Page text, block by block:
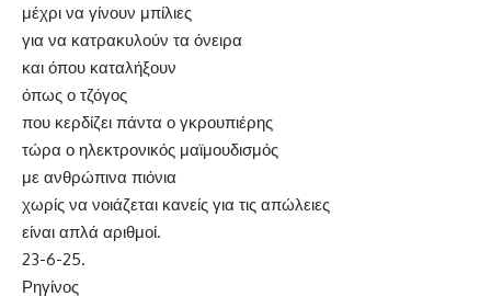
μέχρι να γίνουν μπίλιες
για να κατρακυλούν τα όνειρα
και όπου καταλήξουν
όπως ο τζόγος
που κερδίζει πάντα ο γκρουπιέρης
τώρα ο ηλεκτρονικός μαϊμουδισμός
με ανθρώπινα πιόνια
χωρίς να νοιάζεται κανείς για τις απώλειες
είναι απλά αριθμοί.
23-6-25.
Ρηγίνος